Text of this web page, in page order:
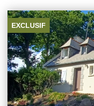
chambres avec
parentale disposant de sa
bénéficie également d'un
garage et un espace douche. Une propriété familiale
beaux volumes, de la
proximité des
EXCLUSIF